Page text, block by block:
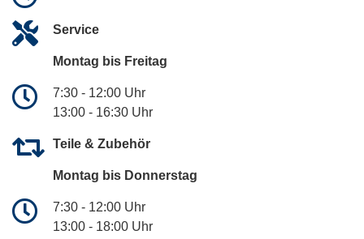
Service
Montag bis Freitag
7:30 - 12:00 Uhr
13:00 - 16:30 Uhr
Teile & Zubehör
Montag bis Donnerstag
7:30 - 12:00 Uhr
13:00 - 18:00 Uhr